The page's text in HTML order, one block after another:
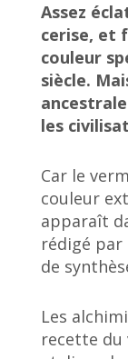
Assez
cerise, et
couleur
siècle.
les
Car le
couleur
apparaît
rédigé par
de
Les
recette du